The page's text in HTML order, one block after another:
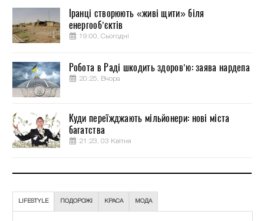
Іранці створюють «живі щити» біля
енергооб’єктів
19:00, Сьогодні
Робота в Раді шкодить здоров’ю: заява нардепа
20:25, Вчора
Куди переїжджають мільйонери: нові міста
багатства
21:23, 03 Квітня
LIFESTYLE ПОДОРОЖІ КРАСА МОДА